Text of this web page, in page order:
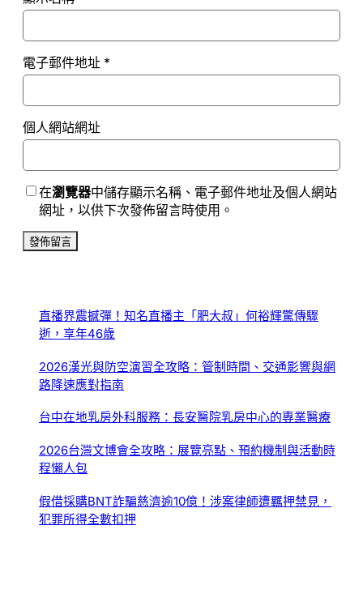
電子郵件地址 *
個人網站網址
在瀏覽器中儲存顯示名稱、電子郵件地址及個人網站
網址，以供下次發佈留言時使用。
直播界震撼彈！知名直播主「肥大叔」何裕輝驚傳驟
逝，享年46歲
2026漢光與防空演習全攻略：管制時間、交通影響與網
路降速應對指南
台中在地乳房外科服務：長安醫院乳房中心的專業醫療
2026台灣文博會全攻略：展覽亮點、預約機制與活動時
程懶人包
假借採購BNT詐騙慈濟逾10億！涉案律師遭羈押禁見，
犯罪所得全數扣押